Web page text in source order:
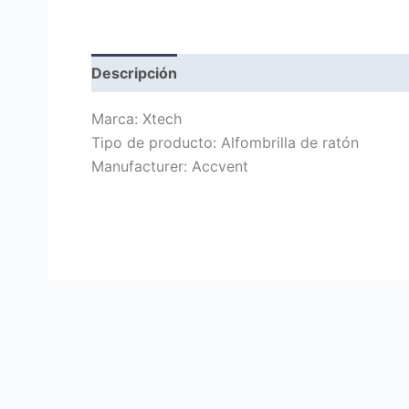
Descripción
Marca: Xtech
Tipo de producto: Alfombrilla de ratón
Manufacturer: Accvent